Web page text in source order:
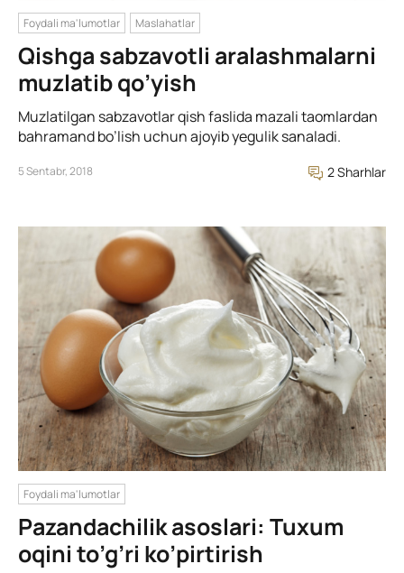
Foydali ma'lumotlar Maslahatlar
Qishga sabzavotli aralashmalarni
muzlatib qo’yish
Muzlatilgan sabzavotlar qish faslida mazali taomlardan
bahramand bo’lish uchun ajoyib yegulik sanaladi.
5 Sentabr, 2018 2 Sharhlar
Foydali ma'lumotlar
Pazandachilik asoslari: Tuxum
oqini to’g’ri ko’pirtirish